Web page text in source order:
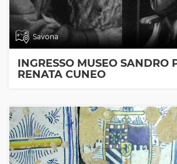
Savona
INGRESSO MUSEO SANDRO
RENATA CUNEO